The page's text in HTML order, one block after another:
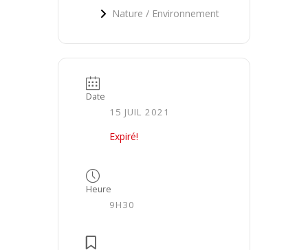
Nature / Environnement
Date
15 JUIL 2021
Expiré!
Heure
9H30